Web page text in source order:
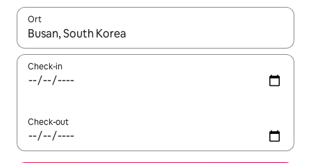
Ort
Wenn Ergebnisse verfügbar sind, navigiere mit den
Check-in
Check-out